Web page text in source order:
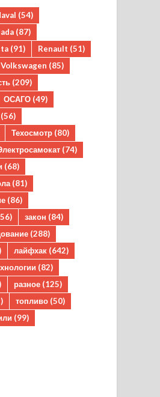
(54)
(87)
(91) Renault (51)
Volkswagen (85)
(209)
ОСАГО (49)
(56)
Техосмотр (80)
(74)
(68)
(81)
(86)
закон (84)
(288)
лайфхак (642)
(82)
разное (125)
топливо (50)
(99)